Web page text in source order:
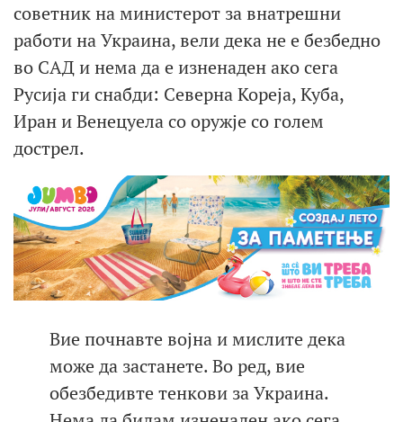
советник на министерот за внатрешни
работи на Украина, вели дека не е безбедно
во САД и нема да е изненаден ако сега
Русија ги снабди: Северна Кореја, Куба,
Иран и Венецуела со оружје со голем
дострел.
Вие почнавте војна и мислите дека
може да застанете. Во ред, вие
обезбедивте тенкови за Украина.